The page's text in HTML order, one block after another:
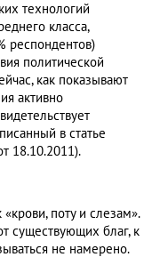
технологий
класса,
респондентов)
политической
как показывают
активно
в статье
18.10.2011).
поту и слезам».
существующих благ, к
не намерено.